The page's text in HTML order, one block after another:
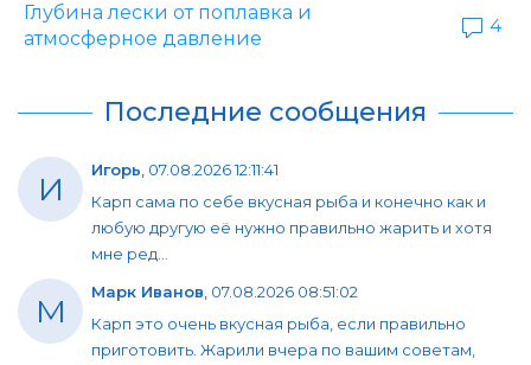
Глубина лески от поплавка и
атмосферное давление
4
Последние сообщения
И Игорь, 07.08.2026 12:11:41
Карп сама по себе вкусная рыба и конечно как и
любую другую её нужно правильно жарить и хотя
мне ред...
М Марк Иванов, 07.08.2026 08:51:02
Карп это очень вкусная рыба, если правильно
приготовить. Жарили вчера по вашим советам,